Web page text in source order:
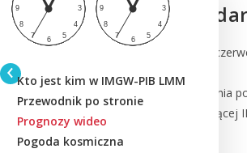
Kto jest kim w IMGW-PIB LMM
Przewodnik po stronie
Prognozy wideo
Pogoda kosmiczna
Nowa
22
Zapraszamy do przeglądania
przeglądarce Pogody bieżącej